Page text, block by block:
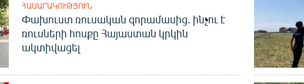
ՀԱՍԱՐԱԿՈՒԹՅՈՒՆ
Փախուստ ռուսական զորամասից. ինչու է
ռուսների հոսքը Հայաստան կրկին
ակտիվացել